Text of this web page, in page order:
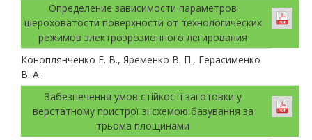
Определение зависимости параметров
шероховатости поверхности от технологических
режимов электроэрозионного легирования
Коноплянченко Е. В., Яременко В. П., Герасименко
В. А.
Забезпечення умов стійкості заготовки у
верстатному пристрої зі схемою базування за
трьома площинами